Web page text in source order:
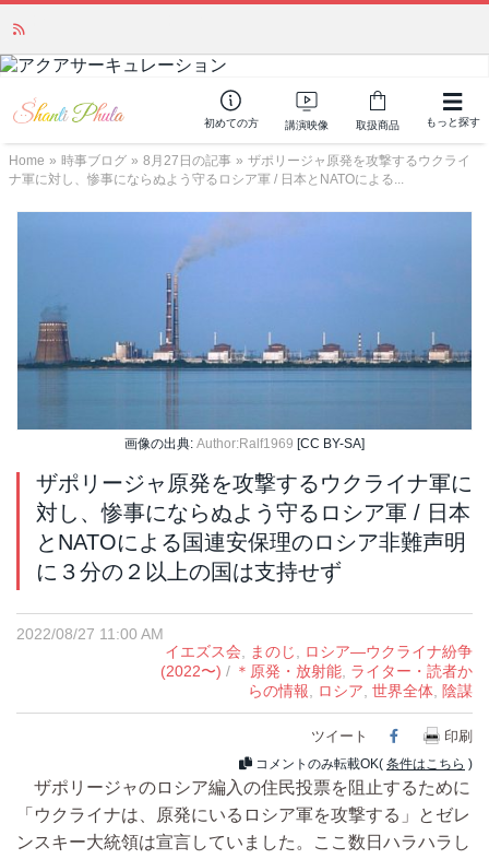
初めての方 講演映像 取扱商品 もっと探す
Home » 時事ブログ » 8月27日の記事 » ザポリージャ原発を攻撃するウクライ
ナ軍に対し、惨事にならぬよう守るロシア軍 / 日本とNATOによる...
画像の出典: Author:Ralf1969 [CC BY-SA]
ザポリージャ原発を攻撃するウクライナ軍に
対し、惨事にならぬよう守るロシア軍 / 日本
とNATOによる国連安保理のロシア非難声明
に３分の２以上の国は支持せず
2022/08/27 11:00 AM
イエズス会, まのじ, ロシア―ウクライナ紛争
(2022〜) / ＊原発・放射能, ライター・読者か
らの情報, ロシア, 世界全体, 陰謀
ツイート Facebook
印刷
コメントのみ転載OK( 条件はこちら )
ザポリージャのロシア編入の住民投票を阻止するために
「ウクライナは、原発にいるロシア軍を攻撃する」とゼレ
ンスキー大統領は宣言していました。ここ数日ハラハラし